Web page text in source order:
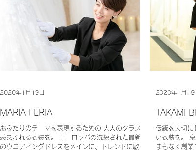
MARIA FERIA
おふたりのテーマを表現するための 大人のクラス
感あふれる衣装を。 ヨーロッパの洗練された最新
のウエディングドレスをメインに、トレンドに敏感
2020年1月19日
TAKAMI
伝統を大切に
い衣装を。
まもなく創業
2020年1月19